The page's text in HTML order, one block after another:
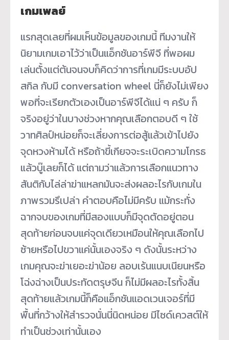
เกมเพลย์
แรกสุดเลยที่ผมเห็นข้อมูลของเกมนี้ ทีมงานให้
นิยามเกมเอาไว้ว่าเป็นแอ็กชันอาร์พีจี ที่พอผม
เล่นตั้งแต่ต้นจนจบก็คิดว่าการที่เกมมีระบบอัป
สกิล กับมี conversation wheel นี่ก็ยังไม่เพียง
พอที่จะเรียกตัวเองเป็นอาร์พีจีได้แน่ ๆ ครับ ก็
จริงอยู่ว่าในบางช่วงหากคุณเลือกตอบดี ๆ ใช้
วาทศิลป์หน่อยก็จะเลี่ยงการต่อสู้แล้วเข้าไปยัง
จุดหวงห้ามได้ หรือถ้าขี้เกียจจะระเบิดความโกรธ
แล้วบู๊เลยก็ได้ แต่ถามว่าแล้วการเลือกแนวทาง
สันติกับไล่ล่าฆ่าแหลกมันจะส่งผลอะไรกับเกมใน
ภาพรวมรึเปล่า คำตอบคือไม่มีครับ แม้กระทั่ง
ฉากจบของเกมที่มีสองแบบก็มีจุดตัดอยู่ตอน
สุดท้ายก่อนจบแค่จุดเดียวเหมือนให้คุณเลือกไป
ซ้ายหรือไปขวาแค่นั้นเองจริง ๆ ดังนั้นระหว่าง
เกมคุณจะฆ่าเยอะฆ่าน้อย ลอบเร้นแนบเนียนหรือ
โฉ่งฉ่างเป็นประทัดตรุษจีน ก็ไม่มีผลอะไรทั้งสิ้น
สุดท้ายแล้วเกมนี้ก็คือแอ็กชันแอดเวนเจอร์ที่มี
พื้นที่กว้างให้สำรวจนั่นนี่นิดหน่อย มีไซด์เควสต์ให้
ทำเป็นช่วงเท่านั้นเอง